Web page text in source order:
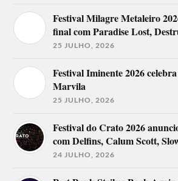
Festival Milagre Metaleiro
final com Paradise Lost,
25 JULHO, 2026
Festival Iminente 2026
Marvila
25 JULHO, 2026
Festival do Crato 2026
com Delfins, Calum Scott,
24 JULHO, 2026